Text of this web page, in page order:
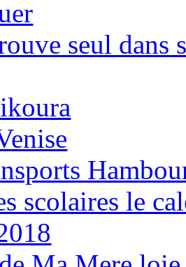
seul dans
scolaires le